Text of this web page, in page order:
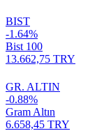
BIST
-1.64%
Bist 100
13.662,75 TRY
GR. ALTIN
-0.88%
Gram Altın
6.658,45 TRY